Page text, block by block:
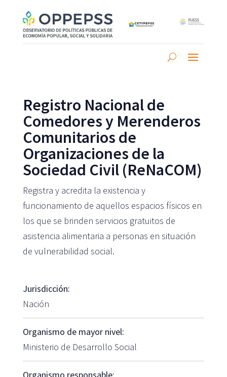
Registro Nacional de
Comedores y Merenderos
Comunitarios de
Organizaciones de la
Sociedad Civil (ReNaCOM)
Registra y acredita la existencia y
funcionamiento de aquellos espacios físicos en
los que se brinden servicios gratuitos de
asistencia alimentaria a personas en situación
de vulnerabilidad social.
Jurisdicción:
Nación
Organismo de mayor nivel:
Ministerio de Desarrollo Social